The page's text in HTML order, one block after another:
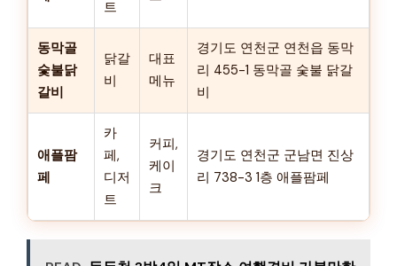
트
동막골
숯불닭
갈비
닭갈
비
대표
메뉴
경기도 연천군 연천읍 동막
리 455-1 동막골 숯불 닭갈
비
애플팜
페
카
페,
디저
트
커피,
케이
크
경기도 연천군 군남면 진상
리 738-3 1층 애플팜페